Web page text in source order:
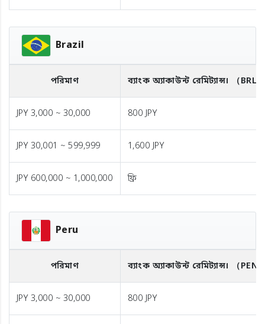
Brazil
পরিমাণ ব্যাংক অ্যাকাউন্ট রেমিট্যান্স। （BRL）
JPY 3,000 ~ 30,000 800 JPY
JPY 30,001 ~ 599,999 1,600 JPY
JPY 600,000 ~ 1,000,000 ফ্রি
Peru
পরিমাণ ব্যাংক অ্যাকাউন্ট রেমিট্যান্স। （PEN
JPY 3,000 ~ 30,000 800 JPY